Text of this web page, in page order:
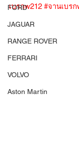
FORD
JAGUAR
RANGE ROVER
FERRARI
VOLVO
Aston Martin
เบรกw212 #จานเบรก